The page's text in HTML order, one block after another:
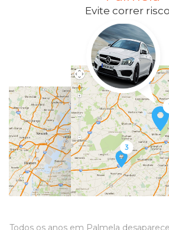
Evite correr
Todos os anos em Palmela